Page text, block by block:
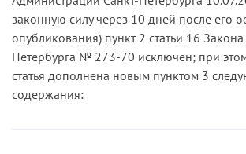
пунктов 2 и 3 статьи 11), а
Петербурга от 09.07.20 № 335-75
изменений в Закон Санкт-
административных
Петербурге“» пункт 2 статьи 16
законную силу через 10 дней после его
опубликования) пункт 2 статьи 16 Закона
Петербурга № 273-70 исключен; при
статья дополнена новым пунктом 3
содержания: